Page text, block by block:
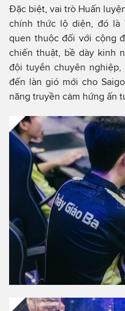
Đặc biệt, vai trò Huấn
chính thức lộ diện, đó là
quen thuộc đối với cộng
chiến thuật, bề dày kinh
đội tuyển chuyên nghiệp,
đến làn gió mới cho
năng truyền cảm hứng ấn